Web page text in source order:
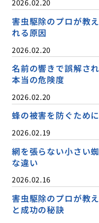
2026.02.20
害虫駆除のプロが教
れる原因
2026.02.20
名前の響きで誤解さ
本当の危険度
2026.02.20
蜂の被害を防ぐため
2026.02.19
網を張らない小さい
な違い
2026.02.16
害虫駆除のプロが教
と成功の秘訣